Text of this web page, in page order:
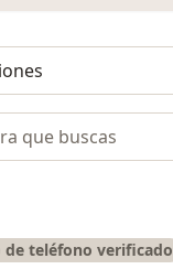
de teléfono verificado